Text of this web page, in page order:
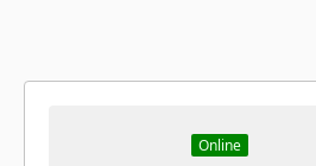
Online